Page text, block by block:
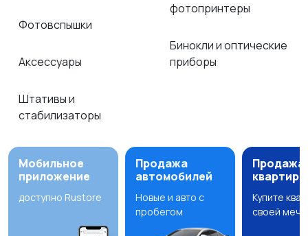
Фотовспышки
Аксессуары
Штативы и
стабилизаторы
фотопринтеры
Бинокли и оптические
приборы
Мобильное
приложение
доступно Rustore
Продажа
автомобилей
Новые и авто с
пробегом
Продажа
квартир
Купите
своей